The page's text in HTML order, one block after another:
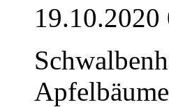
19.10.2020